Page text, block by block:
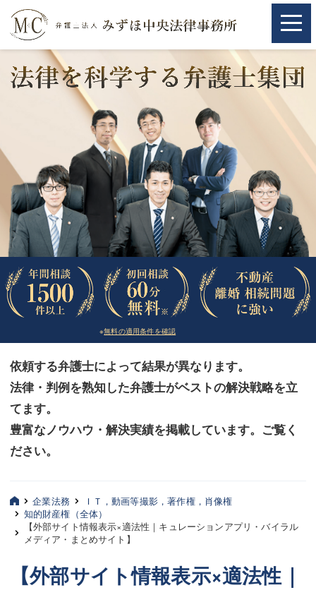
ホーム
相続・遺言
離婚（夫婦間トラブル）
企業法務
労働問題（解雇，残業等）
刑事弁護
交通事故
法律相談など（その他）
お客様へ
みずほ中央の特長・実質編
みずほ中央の特長・形式編
三平 聡史
酒井 博之
坂本 陽一
※無料の適用条件を確認
依頼する弁護士によって結果が異なります。
法律・判例を熟知した弁護士がベストの解決戦略を立
てます。
豊富なノウハウ・解決実績を掲載しています。ご覧く
ださい。
ホーム
相続・遺言
離婚（夫婦間トラブル）
企業法務
労働問題（解雇，残業等）
刑事弁護
交通事故
法律相談など（その他）
お客様へ
みずほ中央の特長・実質編
みずほ中央の特長・形式編
三平 聡史
酒井 博之
坂本 陽一
企業法務
ＩＴ，動画等撮影，著作権，肖像権
知的財産権（全体）
【外部サイト情報表示×適法性｜キュレーションアプリ・バイラル
メディア・まとめサイト】
【外部サイト情報表示×適法性｜